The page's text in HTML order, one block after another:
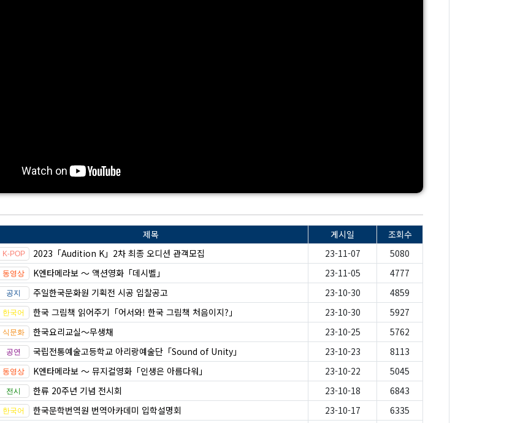
제목 게시일
조회수
2023「Audition K」2차 최종 오디션 관객모집 23-11-07
5080
K엔타메라보 ～ 액션영화「데시벨」 23-11-05
4777
주일한국문화원 기획전 시공 입찰공고 23-10-30
4859
한국 그림책 읽어주기「어서와! 한국 그림책 처음이지?」 23-10-30
5927
한국요리교실〜무생채 23-10-25
5762
국립전통예술고등학교 아리랑예술단「Sound of Unity」 23-10-23
8113
K엔타메라보 ～ 뮤지컬영화「인생은 아름다워」 23-10-22
5045
한류 20주년 기념 전시회 23-10-18
6843
한국문학번역원 번역아카데미 입학설명회 23-10-17
6335